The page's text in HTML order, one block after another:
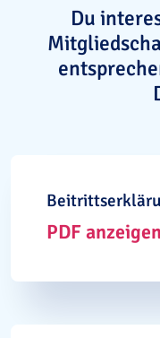
Du
PDF anzeigen